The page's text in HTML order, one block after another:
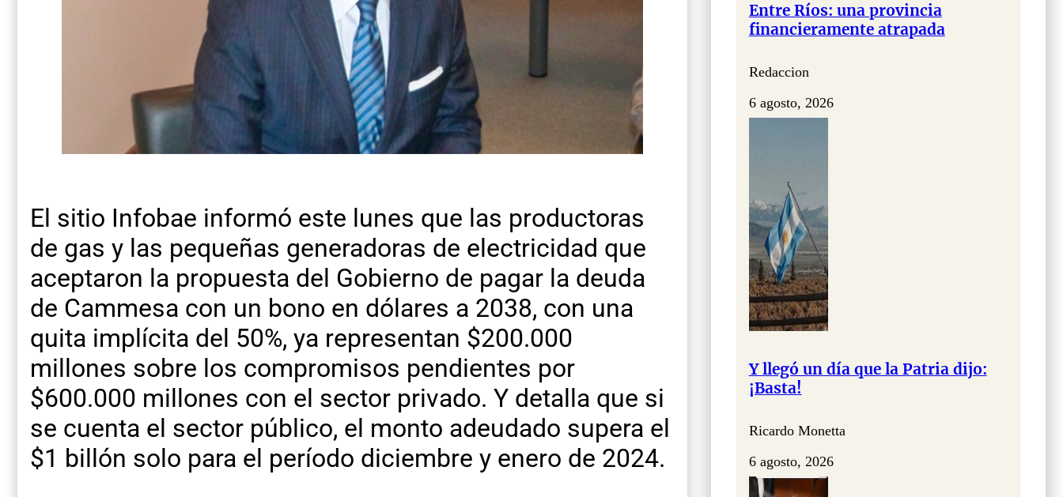
El sitio Infobae informó este lunes que las productoras
de gas y las pequeñas generadoras de electricidad que
aceptaron la propuesta del Gobierno de pagar la deuda
de Cammesa con un bono en dólares a 2038, con una
quita implícita del 50%, ya representan $200.000
millones sobre los compromisos pendientes por
$600.000 millones con el sector privado. Y detalla que si
se cuenta el sector público, el monto adeudado supera el
$1 billón solo para el período diciembre y enero de 2024.
Entre Ríos: una provincia
financieramente atrapada
Redaccion
6 agosto, 2026
Y llegó un día que la Patria dijo:
¡Basta!
Ricardo Monetta
6 agosto, 2026